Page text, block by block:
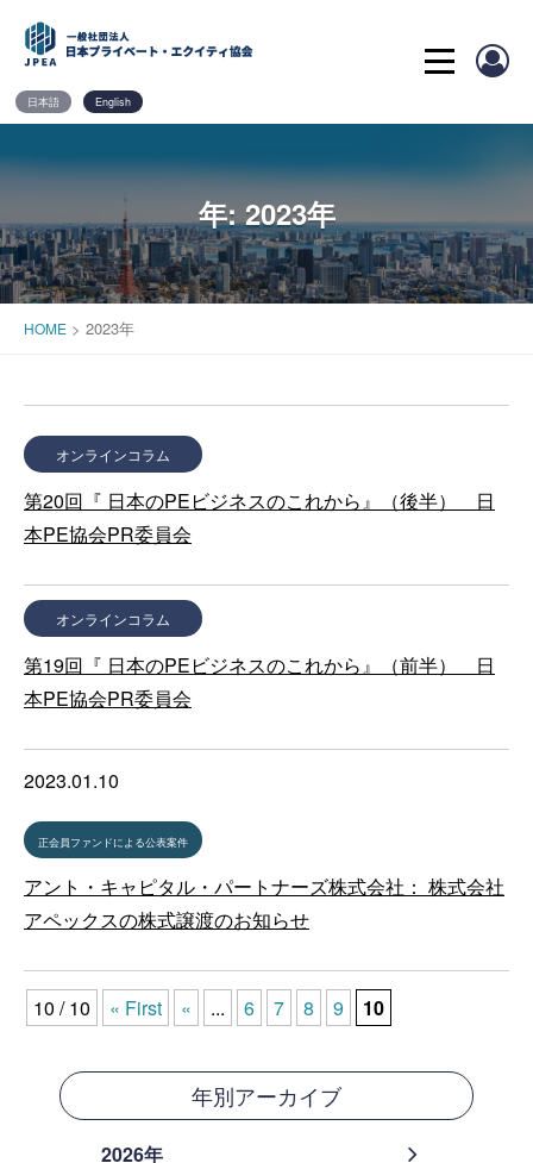
content
日本語 English
年:2023年
HOME > 2023年
オンラインコラム
第20回『 日本のPEビジネスのこれから』（後半） 日
本PE協会PR委員会
オンラインコラム
第19回『 日本のPEビジネスのこれから』（前半） 日
本PE協会PR委員会
2023.01.10
正会員ファンドによる公表案件
アント・キャピタル・パートナーズ株式会社： 株式会社
アペックスの株式譲渡のお知らせ
10 / 10 « First « ... 6 7 8 9 10
年別アーカイブ
2026年